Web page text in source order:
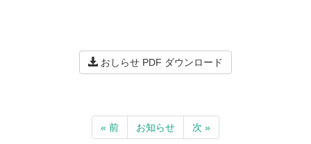
おしらせ PDF ダウンロード
« 前 お知らせ 次 »